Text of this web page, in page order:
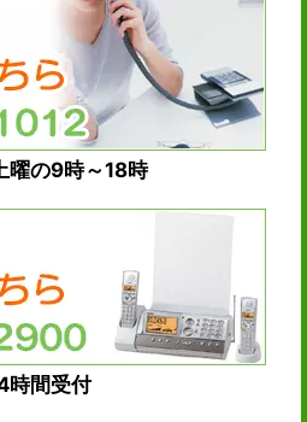
曜の9時～18時
時間受付